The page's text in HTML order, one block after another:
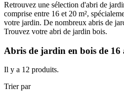
Retrouvez une sélection d'abri de
comprise entre 16 et 20 m²,
votre jardin. De nombreux abris de
Trouvez votre abri de jardin bois.
Abris de jardin en bois de 16
Il y a 12 produits.
Trier par